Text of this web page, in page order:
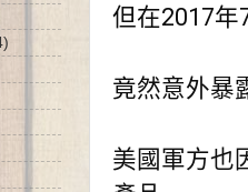
但在2017年
竟然意外暴
美國軍方也